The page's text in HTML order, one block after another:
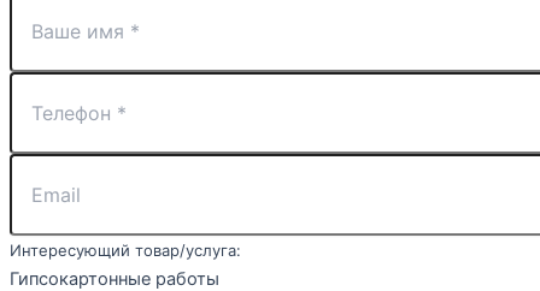
Интересующий товар/услуга:
Гипсокартонные работы